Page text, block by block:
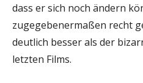
dass er sich noch ändern
zugegebenermaßen recht
deutlich besser als der
letzten Films.